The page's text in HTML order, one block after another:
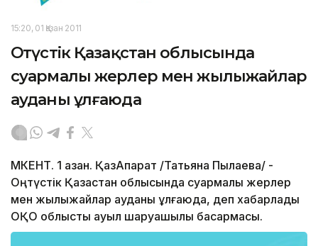
15:20, 01 Қазан 2011
Оңтүстік Қазақстан облысында
суармалы жерлер мен жылыжайлар
ауданы ұлғаюда
МКЕНТ. 1 қазан. ҚазАқпарат /Татьяна Пылаева/ -
Оңтүстік Қазақстан облысында суармалы жерлер
мен жылыжайлар ауданы ұлғаюда, деп хабарлады
ОҚО облыстық ауыл шаруашылық басқармасы.